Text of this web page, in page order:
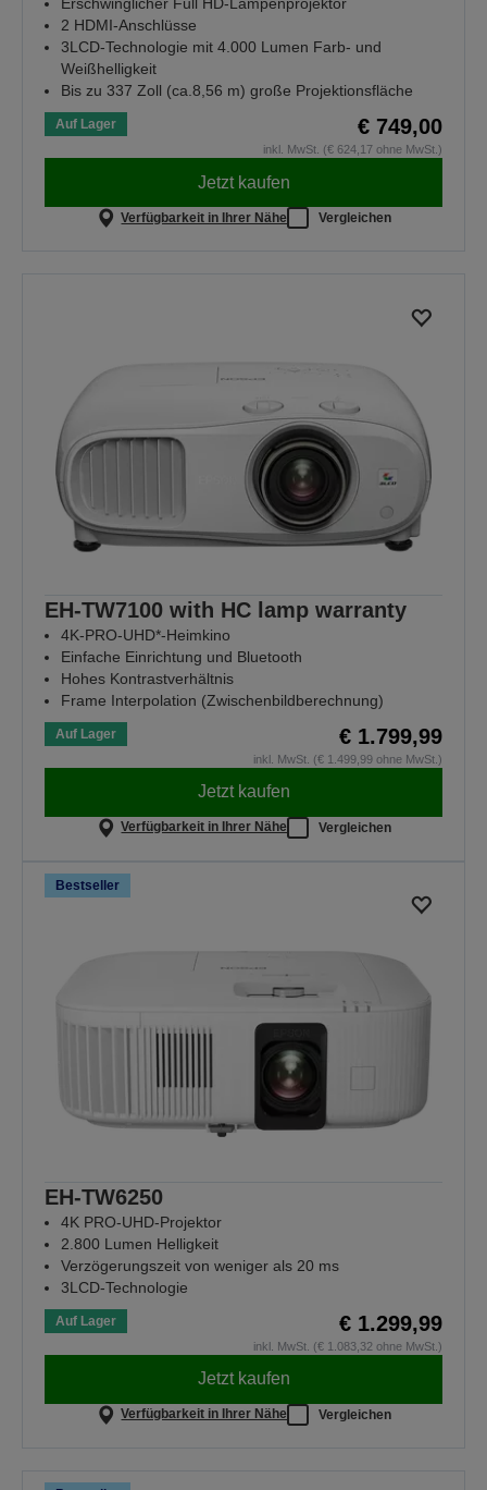
Erschwinglicher Full HD-Lampenprojektor
2 HDMI-Anschlüsse
3LCD-Technologie mit 4.000 Lumen Farb- und
Weißhelligkeit
Bis zu 337 Zoll (ca.8,56 m) große Projektionsfläche
Auf Lager € 749,00
inkl. MwSt. (€ 624,17 ohne MwSt.)
Jetzt kaufen
Verfügbarkeit in Ihrer Nähe Vergleichen
EH-TW7100 with HC lamp warranty
4K-PRO-UHD*-Heimkino
Einfache Einrichtung und Bluetooth
Hohes Kontrastverhältnis
Frame Interpolation (Zwischenbildberechnung)
Auf Lager € 1.799,99
inkl. MwSt. (€ 1.499,99 ohne MwSt.)
Jetzt kaufen
Verfügbarkeit in Ihrer Nähe Vergleichen
Bestseller
EH-TW6250
4K PRO-UHD-Projektor
2.800 Lumen Helligkeit
Verzögerungszeit von weniger als 20 ms
3LCD-Technologie
Auf Lager € 1.299,99
inkl. MwSt. (€ 1.083,32 ohne MwSt.)
Jetzt kaufen
Verfügbarkeit in Ihrer Nähe Vergleichen